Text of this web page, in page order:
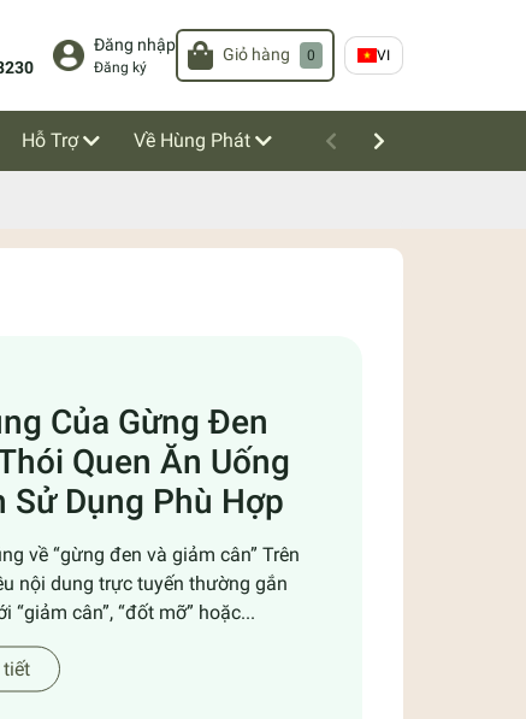
Đăng nhập
Đăng ký
Giỏ hàng 0 VI
Hỗ Trợ Về Hùng Phát
Của Gừng Đen
Quen Ăn Uống
Sử Dụng Phù Hợp
về “gừng đen và giảm cân” Trên
nội dung trực tuyến thường gắn
“giảm cân”, “đốt mỡ” hoặc...
tiết